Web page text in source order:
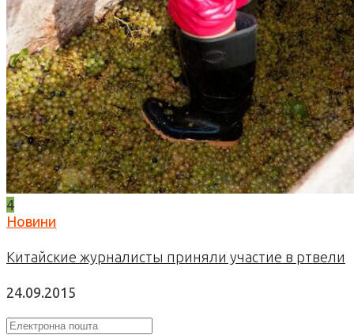
4
Новини
Китайские журналисты приняли участие в ртвели
24.09.2015